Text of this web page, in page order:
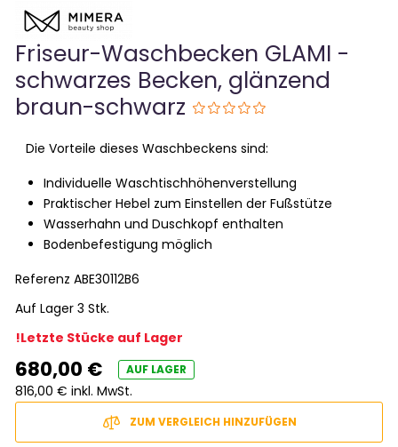
Friseur-Waschbecken GLAMI -
schwarzes Becken, glänzend
braun-schwarz
Die Vorteile dieses Waschbeckens sind:
Individuelle Waschtischhöhenverstellung
Praktischer Hebel zum Einstellen der Fußstütze
Wasserhahn und Duschkopf enthalten
Bodenbefestigung möglich
ReferenzABE30112B6
Auf Lager 3 Stk.
!Letzte Stücke auf Lager
680,00 € AUF LAGER
816,00 € inkl. MwSt.
ZUM VERGLEICH HINZUFÜGEN